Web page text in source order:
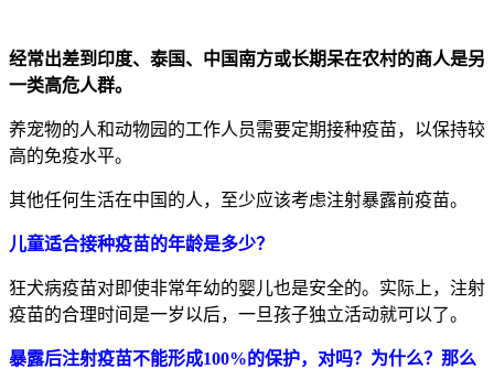
经常出差到印度、泰国、中国南方或长期呆在农村的商人是另
一类高危人群。
养宠物的人和动物园的工作人员需要定期接种疫苗，以保持较
高的免疫水平。
其他任何生活在中国的人，至少应该考虑注射暴露前疫苗。
儿童适合接种疫苗的年龄是多少？
狂犬病疫苗对即使非常年幼的婴儿也是安全的。实际上，注射
疫苗的合理时间是一岁以后，一旦孩子独立活动就可以了。
暴露后注射疫苗不能形成100%的保护，对吗？ 为什么？那么